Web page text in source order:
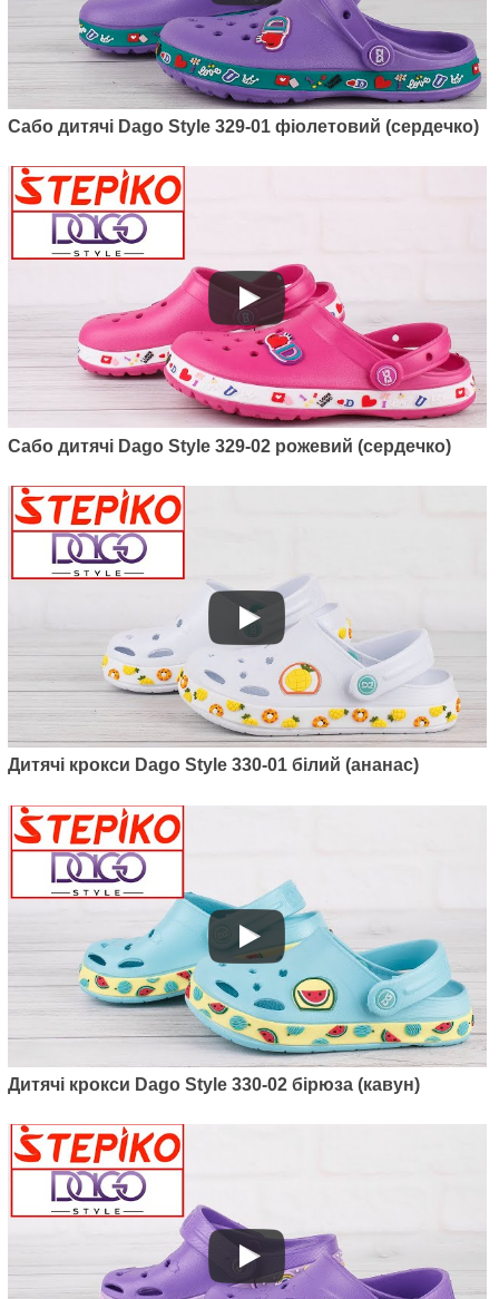
Артикул: M6001-06
Дитячі утеплені крокси Dago
Style M6001-06 (фіолет)
375грн.
Артикул: 2091-03
Крокси Kredo 2091-03 (темно-
395
Крокси Kredo 2091-02 (лаванда/
фіолет)
395
Сабо дитячі Dago Style 329-01 фіолетовий (сердечко)
Сабо дитячі Dago Style 329-02 рожевий (сердечко)
Дитячі крокси Dago Style 330-01 білий (ананас)
Дитячі крокси Dago Style 330-02 бірюза (кавун)